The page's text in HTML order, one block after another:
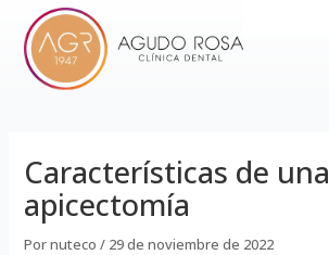
contenido
Características de una
apicectomía
Pornuteco/ 29 de noviembre de 2022
Navegación
de
entradas